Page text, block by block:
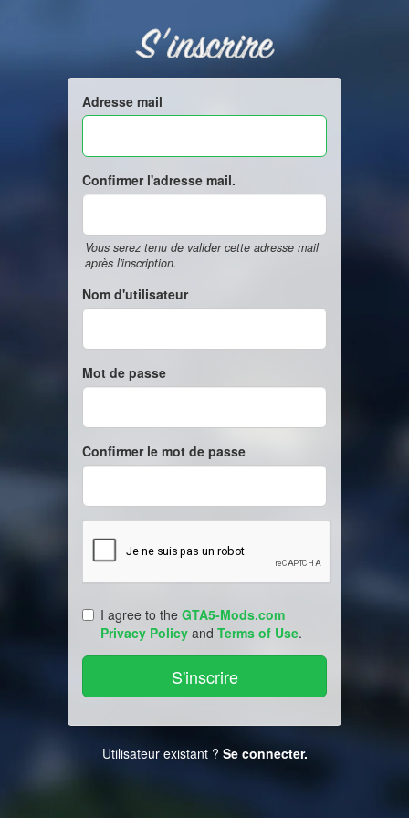
S'inscrire
Adresse mail
Confirmer l'adresse mail.
Vous serez tenu de valider cette adresse mail
après l'inscription.
Nom d'utilisateur
Mot de passe
Confirmer le mot de passe
I agree to the GTA5-Mods.com
Privacy Policy and Terms of Use.
Utilisateur existant ? Se connecter.